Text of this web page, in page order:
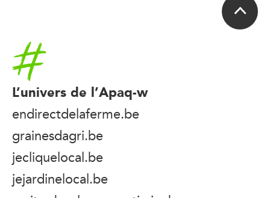
Accueil
L’univers de l’Apaq-w
endirectdelaferme.be
grainesdagri.be
jecliquelocal.be
jejardinelocal.be